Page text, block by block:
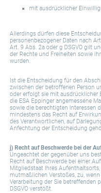
mit ausdrücklicher
Allerdings dürfen diese
personenbezogener Daten nach
Art. 9 Abs. 2a oder g DSGVO gilt
der Rechte und Freiheiten sowie
wurden.
Ist die Entscheidung für den
zwischen der betroffenen Person
oder erfolgt sie mit
die ESA Eppinger angemessene
sowie die berechtigten Interessen
mindestens das Recht auf
des Verantwortlichen, auf
Anfechtung der Entscheidung
j) Recht auf Beschwerde bei der
Ungeachtet der gegenüber uns
Recht auf Beschwerde bei einer
Mitgliedstaat Ihres
mutmaßlichen Verstoßes, zu,
Verarbeitung der Sie betreffenden
DSGVO verstößt.